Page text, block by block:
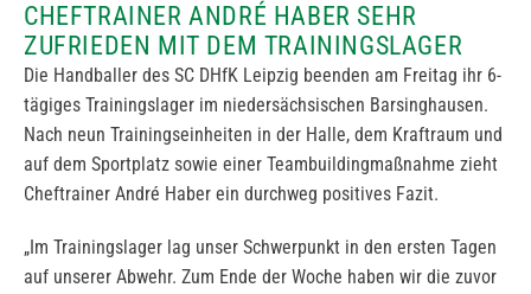
CHEFTRAINER ANDRÉ HABER SEHR
ZUFRIEDEN MIT DEM TRAININGSLAGER
Die Handballer des SC DHfK Leipzig beenden am Freitag ihr 6-
tägiges Trainingslager im niedersächsischen Barsinghausen.
Nach neun Trainingseinheiten in der Halle, dem Kraftraum und
auf dem Sportplatz sowie einer Teambuildingmaßnahme zieht
Cheftrainer André Haber ein durchweg positives Fazit.
„Im Trainingslager lag unser Schwerpunkt in den ersten Tagen
auf unserer Abwehr. Zum Ende der Woche haben wir die zuvor